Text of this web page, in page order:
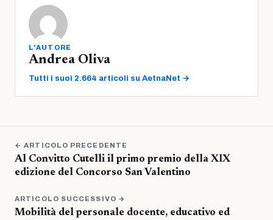
L'AUTORE
Andrea Oliva
Tutti i suoi 2.664 articoli su AetnaNet →
← ARTICOLO PRECEDENTE
Al Convitto Cutelli il primo premio della XIX
edizione del Concorso San Valentino
ARTICOLO SUCCESSIVO →
Mobilità del personale docente, educativo ed